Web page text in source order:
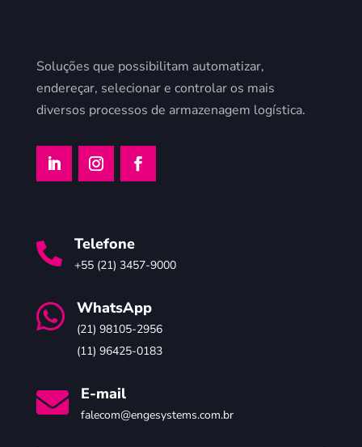
Soluções que possibilitam automatizar,
endereçar, selecionar e controlar os mais
diversos processos de armazenagem logística.
 Telefone
+55 (21) 3457-9000
 WhatsApp
(21) 98105-2956
(11) 96425-0183
 E-mail
falecom@engesystems.com.br